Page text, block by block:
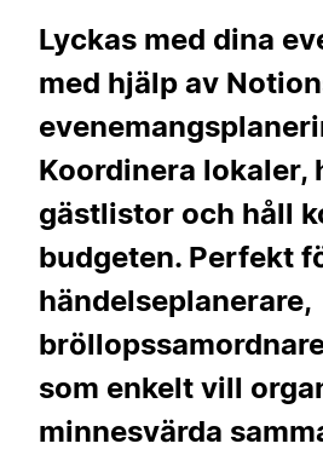
Lyckas med dina
med hjälp av
Koordinera lokaler,
gästlistor och håll
budgeten. Perfekt
händelseplanerare,
som enkelt vill
minnesvärda